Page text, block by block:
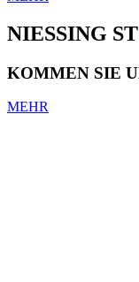
NIESSING
KOMMEN SIE
MEHR